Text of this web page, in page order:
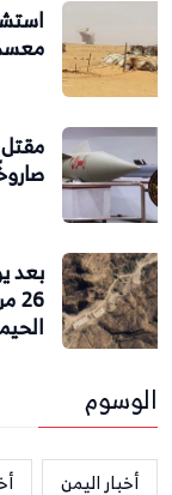
صاروخًا
بعد
الوسوم
أخبار اليمن